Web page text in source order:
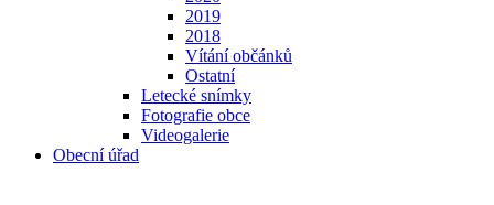
2019
2018
Vítání občánků
Ostatní
Letecké snímky
Fotografie obce
Videogalerie
Obecní úřad